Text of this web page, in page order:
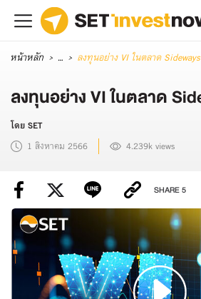
หน้าหลัก ... ลงทุนอย่าง VI ในตลาด Sideways
ลงทุนอย่าง VI ในตลาด
โดย SET
1 สิงหาคม 2566
4.239k views
SHARE5